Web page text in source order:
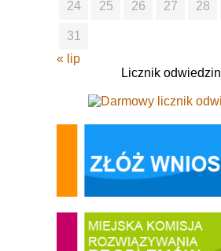
24 25 26 27 28
31
« lip
Licznik odwiedzin